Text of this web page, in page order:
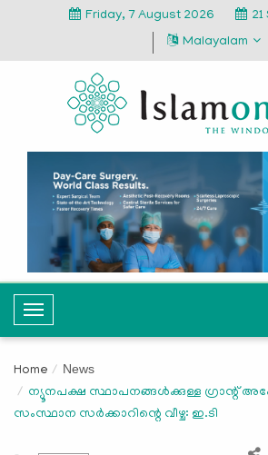
Friday, 7 August 2026
Malayalam
T
o
g
l
e
Home News
ന്യൂനപക്ഷ സ്ഥാപനങ്ങള്‍ക്കുള്ള ഗ്രാന്റ്
സംസ്ഥാന സര്‍ക്കാറിന്റെ വീഴ്ച: ഇ.ടി